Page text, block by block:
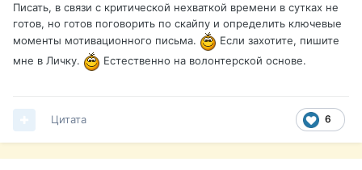
Писать, в связи с критической нехваткой времени в сутках не
готов, но готов поговорить по скайпу и определить ключевые
моменты мотивационного письма.
Если захотите, пишите
мне в Личку.
Естественно на волонтерской основе.
6
Цитата